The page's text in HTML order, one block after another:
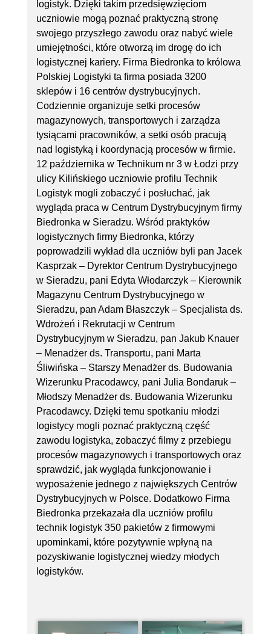
logistyk. Dzięki takim przedsięwzięciom
uczniowie mogą poznać praktyczną stronę
swojego przyszłego zawodu oraz nabyć wiele
umiejętności, które otworzą im drogę do ich
logistycznej kariery. Firma Biedronka to królowa
Polskiej Logistyki ta firma posiada 3200
sklepów i 16 centrów dystrybucyjnych.
Codziennie organizuje setki procesów
magazynowych, transportowych i zarządza
tysiącami pracowników, a setki osób pracują
nad logistyką i koordynacją procesów w firmie.
12 października w Technikum nr 3 w Łodzi przy
ulicy Kilińskiego uczniowie profilu Technik
Logistyk mogli zobaczyć i posłuchać, jak
wygląda praca w Centrum Dystrybucyjnym firmy
Biedronka w Sieradzu. Wśród praktyków
logistycznych firmy Biedronka, którzy
poprowadzili wykład dla uczniów byli pan Jacek
Kasprzak – Dyrektor Centrum Dystrybucyjnego
w Sieradzu, pani Edyta Włodarczyk – Kierownik
Magazynu Centrum Dystrybucyjnego w
Sieradzu, pan Adam Błaszczyk – Specjalista ds.
Wdrożeń i Rekrutacji w Centrum
Dystrybucyjnym w Sieradzu, pan Jakub Knauer
– Menadżer ds. Transportu, pani Marta
Śliwińska – Starszy Menadżer ds. Budowania
Wizerunku Pracodawcy, pani Julia Bondaruk –
Młodszy Menadżer ds. Budowania Wizerunku
Pracodawcy. Dzięki temu spotkaniu młodzi
logistycy mogli poznać praktyczną część
zawodu logistyka, zobaczyć filmy z przebiegu
procesów magazynowych i transportowych oraz
sprawdzić, jak wygląda funkcjonowanie i
wyposażenie jednego z największych Centrów
Dystrybucyjnych w Polsce. Dodatkowo Firma
Biedronka przekazała dla uczniów profilu
technik logistyk 350 pakietów z firmowymi
upominkami, które pozytywnie wpłyną na
pozyskiwanie logistycznej wiedzy młodych
logistyków.